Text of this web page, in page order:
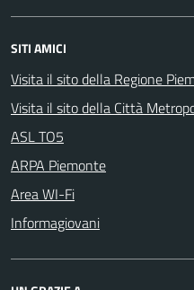
SITI AMICI
Visita il sito della Regione
Visita il sito della Città
ASL TO5
ARPA Piemonte
Area WI-Fi
Informagiovani